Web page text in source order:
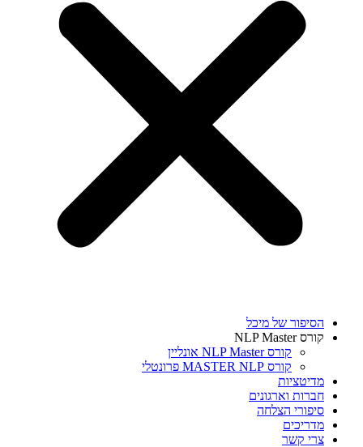
הסיפור של מיכל
קורס NLP Master
קורס NLP Master אונליין
קורס MASTER NLP פרונטלי
מדיטציות
חברות וארגונים
סיפורי הצלחה
מדריכים
צרי קשר